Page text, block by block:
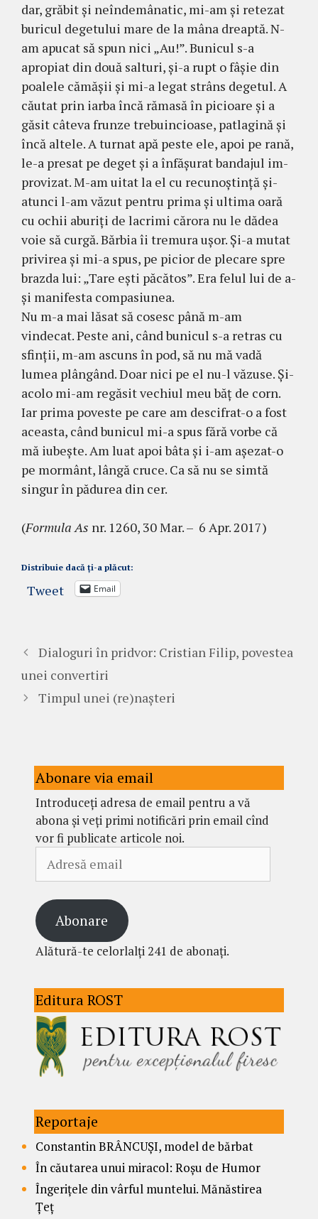
dar, gră­bit şi neîndemânatic, mi-am şi retezat
buricul de­ge­tului mare de la mâna dreaptă. N-
am apucat să spun nici „Au!”. Bunicul s-a
apropiat din două sal­turi, şi-a rupt o fâşie din
poalele cămăşii şi mi-a legat strâns degetul. A
căutat prin iarba încă rămasă în pi­cioare şi a
găsit câteva frunze trebuincioase, patla­gi­nă şi
încă altele. A turnat apă peste ele, apoi pe rană,
le-a presat pe deget şi a înfăşurat bandajul im­
pro­­vizat. M-am uitat la el cu recunoştinţă şi-
atunci l-am văzut pentru prima şi ultima oară
cu ochii aburiţi de lacrimi că­rora nu le dă­dea
voie să curgă. Bărbia îi tre­mu­ra uşor. Şi-a mutat
privirea şi mi-a spus, pe picior de plecare spre
brazda lui: „Tare eşti pă­­că­tos”. Era felul lui de a-
şi ma­ni­festa com­pa­siu­nea.
Nu m-a mai lăsat să cosesc până m-am
vindecat. Peste ani, când bunicul s-a retras cu
sfinţii, m-am ascuns în pod, să nu mă vadă
lumea plângând. Doar nici pe el nu-l văzuse. Şi-
acolo mi-am regăsit vechiul meu băţ de corn.
Iar prima poveste pe care am des­cifrat-o a fost
aceasta, când bu­ni­cul mi-a spus fără vorbe că
mă iubeşte. Am luat apoi bâta şi i-am aşezat-o
pe mormânt, lângă cruce. Ca să nu se simtă
singur în pă­du­rea din cer.
(Formula As nr. 1260, 30 Mar. – 6 Apr. 2017)
Distribuie dacă ți-a plăcut:
Tweet Email
Dialoguri în pridvor: Cristian Filip, povestea
unei convertiri
Timpul unei (re)nașteri
Abonare via email
Introduceți adresa de email pentru a vă
abona și veți primi notificări prin email cînd
vor fi publicate articole noi.
email
Abonare
Alătură-te celorlalți 241 de abonați.
Editura ROST
Reportaje
Constantin BRÂNCUȘI, model de bărbat
În căutarea unui miracol: Roșu de Humor
Îngerițele din vârful muntelui. Mănăstirea
Țeț